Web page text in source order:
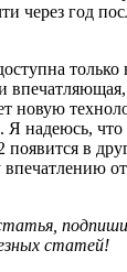
через год
новую
надеюсь, что
в
впечатлению
статей!